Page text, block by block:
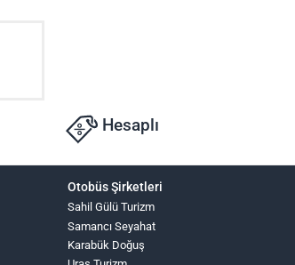
Hesaplı
Otobüs Şirketleri
Sahil Gülü Turizm
Samancı Seyahat
Karabük Doğuş